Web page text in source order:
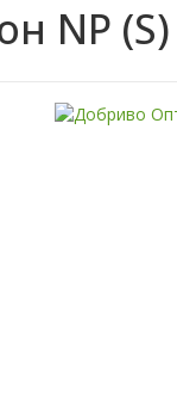
NP (S)